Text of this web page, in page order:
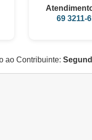
69 3211-
ao Contribuinte: